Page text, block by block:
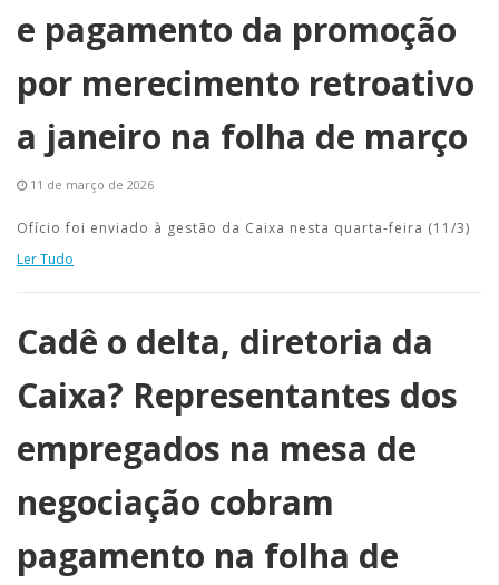
e pagamento da promoção
por merecimento retroativo
a janeiro na folha de março
11 de março de 2026
Ofício foi enviado à gestão da Caixa nesta quarta-feira (11/3)
Ler Tudo
Cadê o delta, diretoria da
Caixa? Representantes dos
empregados na mesa de
negociação cobram
pagamento na folha de